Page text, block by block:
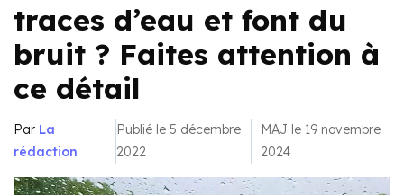
traces d’eau et font du
bruit ? Faites attention à
ce détail
Par La
rédaction
Publié le 5 décembre
2022
MAJ le 19 novembre
2024